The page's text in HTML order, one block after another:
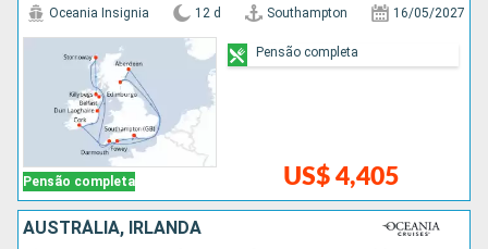
Pensão completa
Oceania Insignia 12 d Southampton 16/05/2027
US$ 4,405
Pensão completa
AUSTRÁLIA, IRLANDA